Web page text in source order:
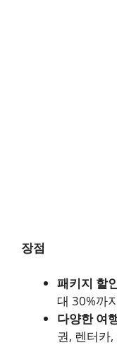
장점
패키지 할
대 30%까
다양한 여
권, 렌터카